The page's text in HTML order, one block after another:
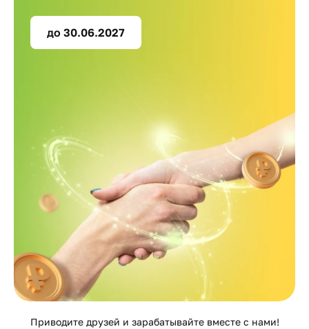
до 30.06.2027
Приводите друзей и зарабатывайте вместе с нами!